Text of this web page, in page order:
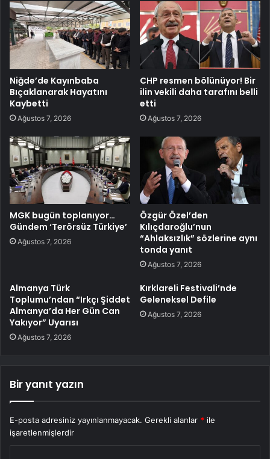
Niğde’de Kayınbaba
Bıçaklanarak Hayatını
Kaybetti
Ağustos 7, 2026
CHP resmen bölünüyor! Bir
ilin vekili daha tarafını belli
etti
Ağustos 7, 2026
MGK bugün toplanıyor…
Gündem ‘Terörsüz Türkiye’
Ağustos 7, 2026
Özgür Özel’den
Kılıçdaroğlu’nun
“Ahlaksızlık” sözlerine aynı
tonda yanıt
Ağustos 7, 2026
Almanya Türk
Toplumu’ndan “Irkçı Şiddet
Almanya’da Her Gün Can
Yakıyor” Uyarısı
Ağustos 7, 2026
Kırklareli Festivali’nde
Geleneksel Defile
Ağustos 7, 2026
Bir yanıt yazın
E-posta adresiniz yayınlanmayacak. Gerekli alanlar * ile
işaretlenmişlerdir